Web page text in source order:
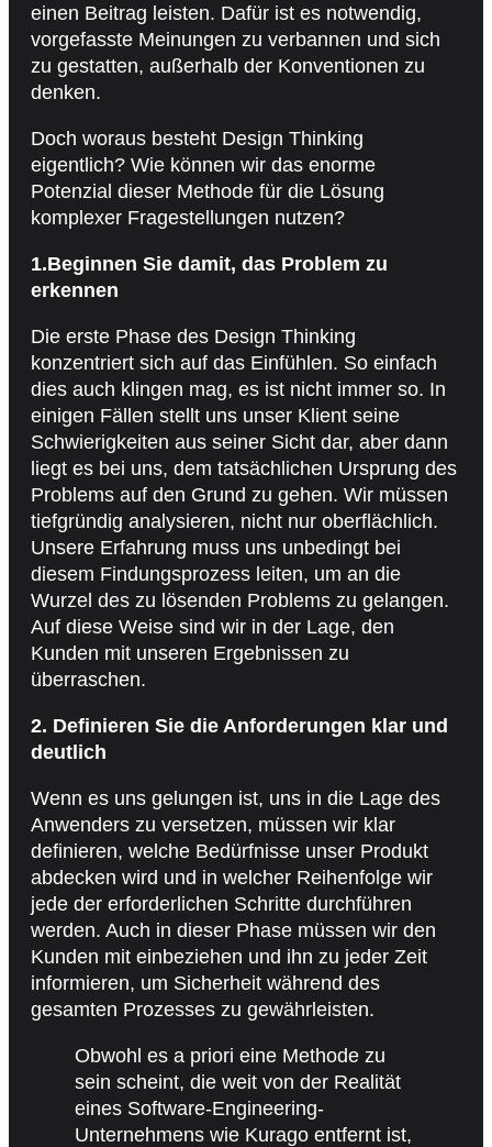
einen Beitrag leisten. Dafür ist es notwendig,
vorgefasste Meinungen zu verbannen und sich
zu gestatten, außerhalb der Konventionen zu
denken.
Doch woraus besteht Design Thinking
eigentlich? Wie können wir das enorme
Potenzial dieser Methode für die Lösung
komplexer Fragestellungen nutzen?
1.Beginnen Sie damit, das Problem zu
erkennen
Die erste Phase des Design Thinking
konzentriert sich auf das Einfühlen. So einfach
dies auch klingen mag, es ist nicht immer so. In
einigen Fällen stellt uns unser Klient seine
Schwierigkeiten aus seiner Sicht dar, aber dann
liegt es bei uns, dem tatsächlichen Ursprung des
Problems auf den Grund zu gehen. Wir müssen
tiefgründig analysieren, nicht nur oberflächlich.
Unsere Erfahrung muss uns unbedingt bei
diesem Findungsprozess leiten, um an die
Wurzel des zu lösenden Problems zu gelangen.
Auf diese Weise sind wir in der Lage, den
Kunden mit unseren Ergebnissen zu
überraschen.
2. Definieren Sie die Anforderungen klar und
deutlich
Wenn es uns gelungen ist, uns in die Lage des
Anwenders zu versetzen, müssen wir klar
definieren, welche Bedürfnisse unser Produkt
abdecken wird und in welcher Reihenfolge wir
jede der erforderlichen Schritte durchführen
werden. Auch in dieser Phase müssen wir den
Kunden mit einbeziehen und ihn zu jeder Zeit
informieren, um Sicherheit während des
gesamten Prozesses zu gewährleisten.
Obwohl es a priori eine Methode zu
sein scheint, die weit von der Realität
eines Software-Engineering-
Unternehmens wie Kurago entfernt ist,